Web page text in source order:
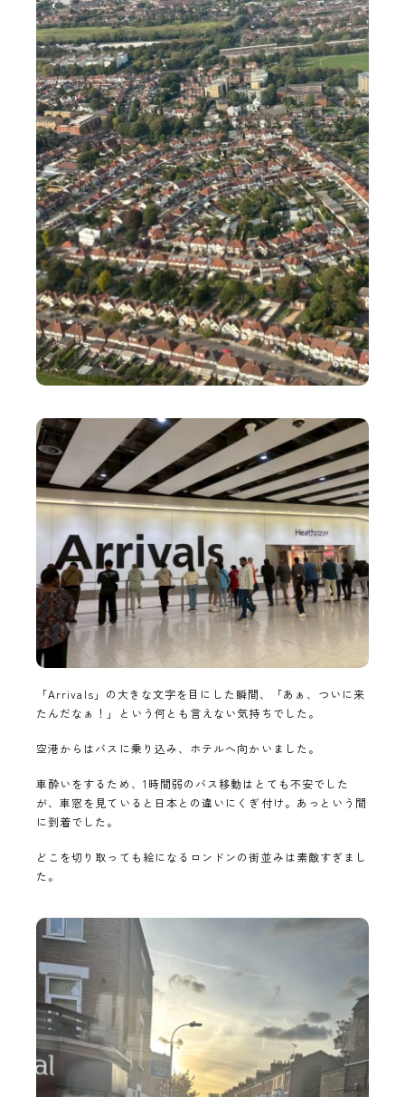
「Arrivals」の大きな文字を目にした瞬間、「あぁ、ついに来
たんだなぁ！」という何とも言えない気持ちでした。
空港からはバスに乗り込み、ホテルへ向かいました。
車酔いをするため、1時間弱のバス移動はとても不安でした
が、車窓を見ていると日本との違いにくぎ付け。あっという間
に到着でした。
どこを切り取っても絵になるロンドンの街並みは素敵すぎまし
た。